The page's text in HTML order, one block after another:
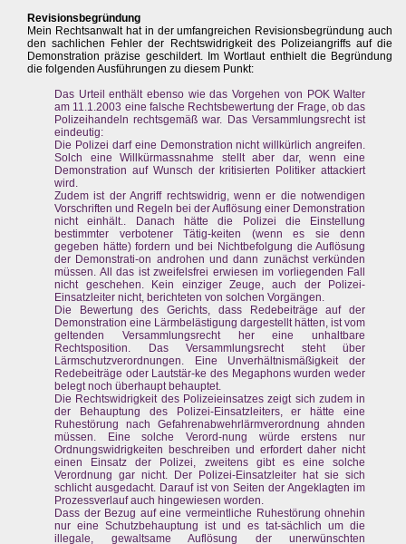
Revisionsbegründung
Mein Rechtsanwalt hat in der umfangreichen Revisionsbegründung auch
den sachlichen Fehler der Rechtswidrigkeit des Polizeiangriffs auf die
Demonstration präzise geschildert. Im Wortlaut enthielt die Begründung
die folgenden Ausführungen zu diesem Punkt:
Das Urteil enthält ebenso wie das Vorgehen von POK Walter
am 11.1.2003 eine falsche Rechtsbewertung der Frage, ob das
Polizeihandeln rechtsgemäß war. Das Versammlungsrecht ist
eindeutig:
Die Polizei darf eine Demonstration nicht willkürlich angreifen.
Solch eine Willkürmassnahme stellt aber dar, wenn eine
Demonstration auf Wunsch der kritisierten Politiker attackiert
wird.
Zudem ist der Angriff rechtswidrig, wenn er die notwendigen
Vorschriften und Regeln bei der Auflösung einer Demonstration
nicht einhält.. Danach hätte die Polizei die Einstellung
bestimmter verbotener Tätig-keiten (wenn es sie denn
gegeben hätte) fordern und bei Nichtbefolgung die Auflösung
der Demonstrati-on androhen und dann zunächst verkünden
müssen. All das ist zweifelsfrei erwiesen im vorliegenden Fall
nicht geschehen. Kein einziger Zeuge, auch der Polizei-
Einsatzleiter nicht, berichteten von solchen Vorgängen.
Die Bewertung des Gerichts, dass Redebeiträge auf der
Demonstration eine Lärmbelästigung dargestellt hätten, ist vom
geltenden Versammlungsrecht her eine unhaltbare
Rechtsposition. Das Versammlungsrecht steht über
Lärmschutzverordnungen. Eine Unverhältnismäßigkeit der
Redebeiträge oder Lautstär-ke des Megaphons wurden weder
belegt noch überhaupt behauptet.
Die Rechtswidrigkeit des Polizeieinsatzes zeigt sich zudem in
der Behauptung des Polizei-Einsatzleiters, er hätte eine
Ruhestörung nach Gefahrenabwehrlärmverordnung ahnden
müssen. Eine solche Verord-nung würde erstens nur
Ordnungswidrigkeiten beschreiben und erfordert daher nicht
einen Einsatz der Polizei, zweitens gibt es eine solche
Verordnung gar nicht. Der Polizei-Einsatzleiter hat sie sich
schlicht ausgedacht. Darauf ist von Seiten der Angeklagten im
Prozessverlauf auch hingewiesen worden.
Dass der Bezug auf eine vermeintliche Ruhestörung ohnehin
nur eine Schutzbehauptung ist und es tat-sächlich um die
illegale, gewaltsame Auflösung der unerwünschten